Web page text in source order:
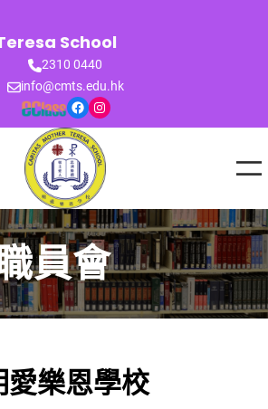
School
2310 0440
info@cmts.edu.hk
Facebook Instagram
員會
愛樂恩學校